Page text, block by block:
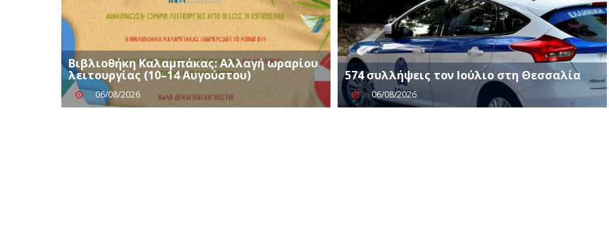
Βιβλιοθήκη Καλαμπάκας: Αλλαγή ωραρίου
λειτουργίας (10–14 Αυγούστου)
06/08/2026
574 συλλήψεις τον Ιούλιο στη Θεσσαλία
06/08/2026